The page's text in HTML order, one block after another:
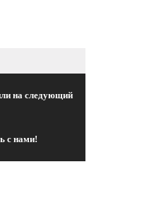
на следующий
с нами!